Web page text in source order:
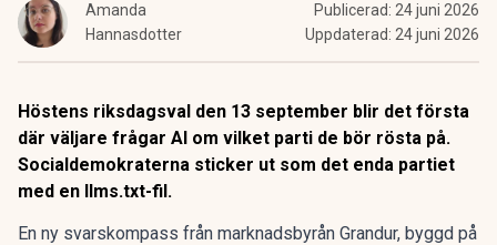
Amanda
Hannasdotter
Publicerad: 24 juni 2026
Uppdaterad: 24 juni 2026
Höstens riksdagsval den 13 september blir det första
där väljare frågar AI om vilket parti de bör rösta på.
Socialdemokraterna sticker ut som det enda partiet
med en llms.txt-fil.
En ny svarskompass från marknadsbyrån Grandur, byggd på